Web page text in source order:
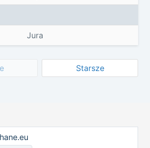
Jura
Starsze